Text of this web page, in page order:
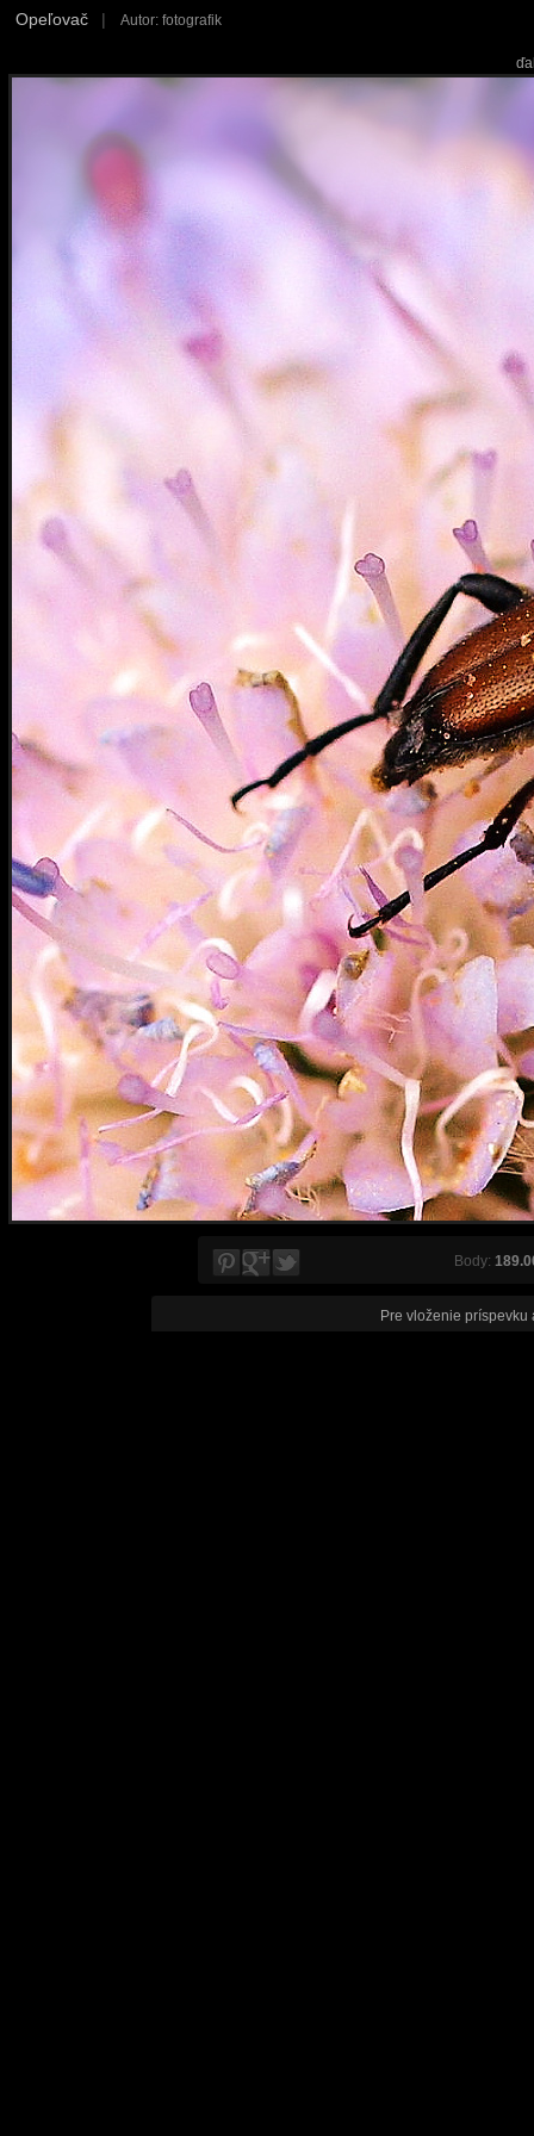
Opeľovač | Autor: fotografik
Body:
Pre vloženie